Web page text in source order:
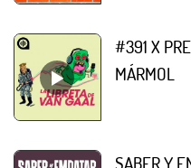
#391 X
MÁRMOL
SABER Y